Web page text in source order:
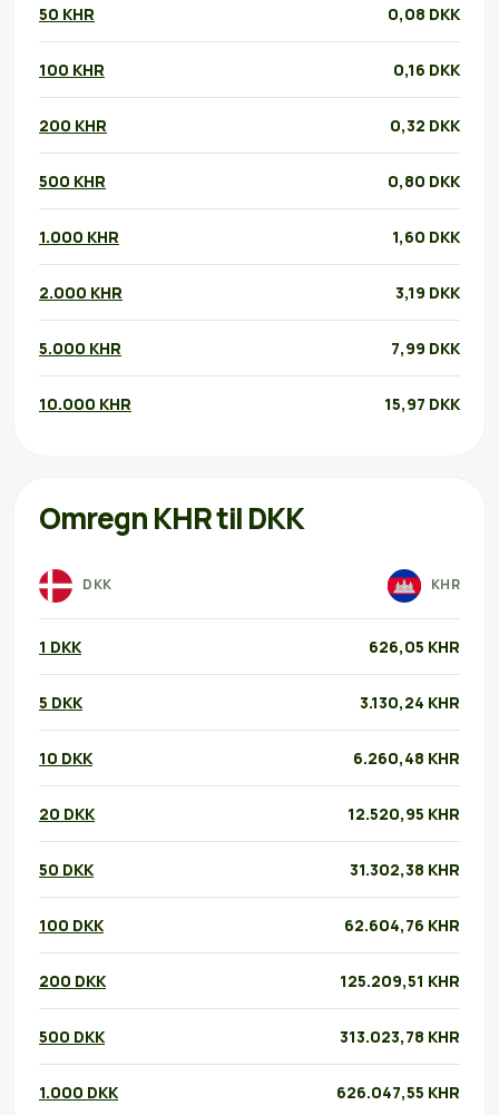
50 KHR 0,08 DKK
100 KHR 0,16 DKK
200 KHR 0,32 DKK
500 KHR 0,80 DKK
1.000 KHR 1,60 DKK
2.000 KHR 3,19 DKK
5.000 KHR 7,99 DKK
10.000 KHR 15,97 DKK
Omregn KHR til DKK
DKK KHR
1 DKK 626,05 KHR
5 DKK 3.130,24 KHR
10 DKK 6.260,48 KHR
20 DKK 12.520,95 KHR
50 DKK 31.302,38 KHR
100 DKK 62.604,76 KHR
200 DKK 125.209,51 KHR
500 DKK 313.023,78 KHR
1.000 DKK 626.047,55 KHR